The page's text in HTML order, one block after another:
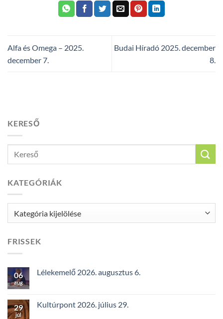
Alfa és Omega – 2025.
december 7.
Budai Híradó 2025. december
8.
KERESŐ
KATEGÓRIÁK
FRISSEK
06
aug
Lélekemelő 2026. augusztus 6.
29
júl
Kultúrpont 2026. július 29.